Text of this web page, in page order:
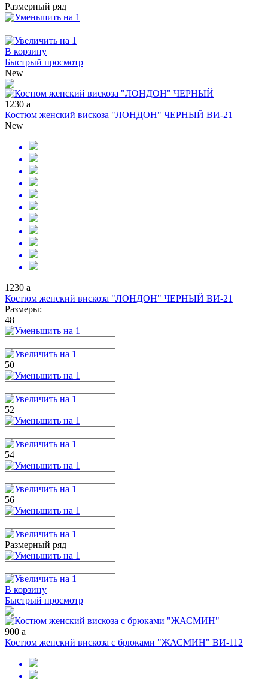
Размерный ряд
В корзину
Быстрый просмотр
New
1230 a
Костюм женский вискоза "ЛОНДОН" ЧЕРНЫЙ ВИ-21
New
1230 a
Костюм женский вискоза "ЛОНДОН" ЧЕРНЫЙ ВИ-21
Размеры:
48
50
52
54
56
Размерный ряд
В корзину
Быстрый просмотр
900 a
Костюм женский вискоза с брюками "ЖАСМИН" ВИ-112